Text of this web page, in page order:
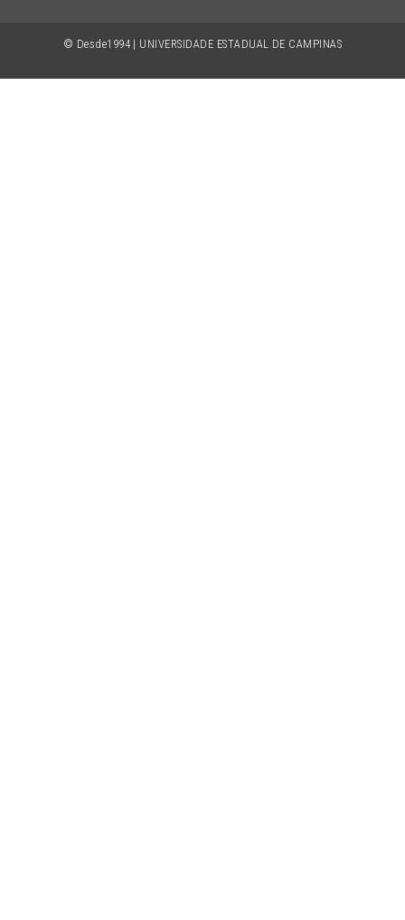
© Desde1994 | UNIVERSIDADE ESTADUAL DE CAMPINAS